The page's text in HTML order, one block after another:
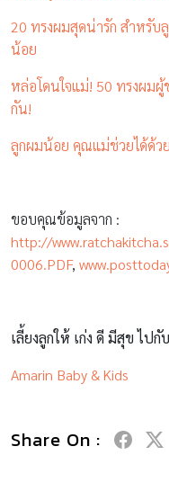
20 ทรงผมสุดน่ารัก สำหรับ
น้อย
หล่อโดนใจแม่! 50 ทรงผม
กัน!
ลูกผมน้อย คุณแม่ช่วยได้ด้ว
ขอบคุณข้อมูลจาก :
http://
0006.PDF,
เลี้ยงลูกให้ เก่ง ดี มีสุข ไป
Amarin Baby & Kids
Share On :